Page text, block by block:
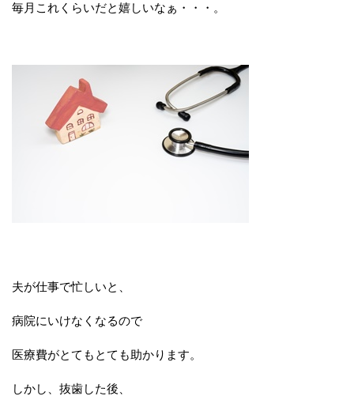
毎月これくらいだと嬉しいなぁ・・・。
夫が仕事で忙しいと、
病院にいけなくなるので
医療費がとてもとても助かります。
しかし、抜歯した後、